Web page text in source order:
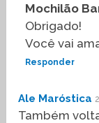
Mochilão
Obrigado!
Você vai
Responder
Ale Maróstica
Também